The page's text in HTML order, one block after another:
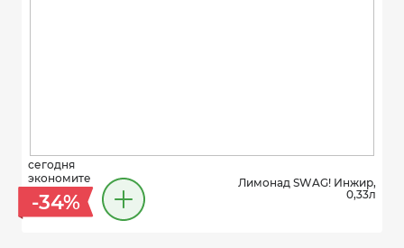
сегодня
экономите
-34%
Лимонад SWAG! Инжир,
0,33л